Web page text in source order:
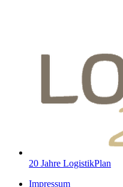
20 Jahre LogistikPlan
Impressum